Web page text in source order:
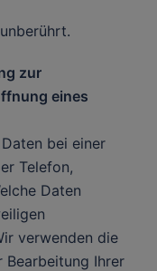
zur
eines
bei einer
Telefon,
Daten
verwenden die
Ihrer